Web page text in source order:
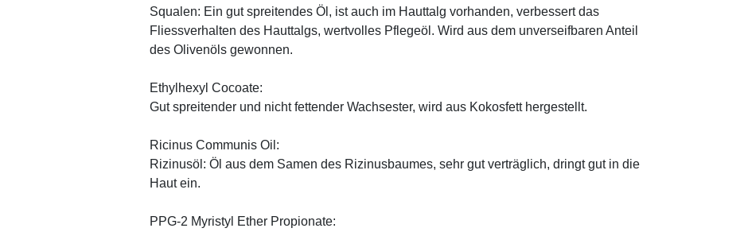
Squalen: Ein gut spreitendes Öl, ist auch im Hauttalg vorhanden, verbessert das
Fliessverhalten des Hauttalgs, wertvolles Pflegeöl. Wird aus dem unverseifbaren Anteil
des Olivenöls gewonnen.
Ethylhexyl Cocoate:
Gut spreitender und nicht fettender Wachsester, wird aus Kokosfett hergestellt.
Ricinus Communis Oil:
Rizinusöl: Öl aus dem Samen des Rizinusbaumes, sehr gut verträglich, dringt gut in die
Haut ein.
PPG-2 Myristyl Ether Propionate: